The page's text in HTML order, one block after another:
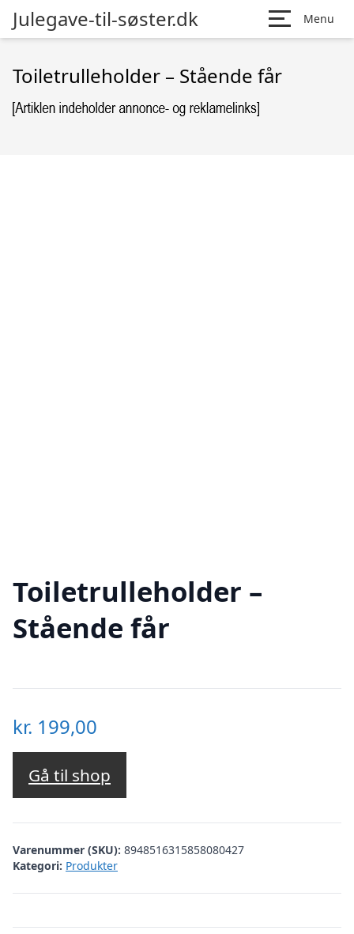
Julegave-til-søster.dk Menu
Toiletrulleholder – Stående får
Toiletrulleholder –
Stående får
kr. 199,00
Gå til shop
Varenummer (SKU): 8948516315858080427
Kategori: Produkter